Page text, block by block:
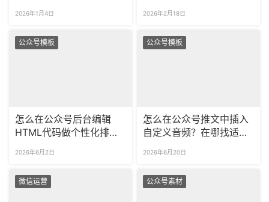
2026年1月4日 2026年2月18日
公众号模板
怎么在公众号后台编辑
HTML代码做个性化排
最终渲染效果？
2026年6月2日
公众号模板
怎么在公众号推文中插入
自定义音频？在哪找适配
式？
2026年6月20日
微信运营 公众号素材